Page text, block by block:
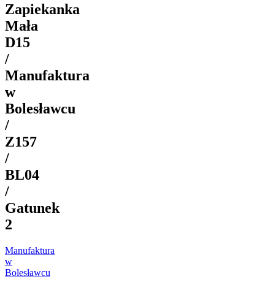
Zapiekanka
Mała
D15
/
Manufaktura
w
Bolesławcu
/
Z157
/
BL04
/
Gatunek
2
Manufaktura
w
Bolesławcu